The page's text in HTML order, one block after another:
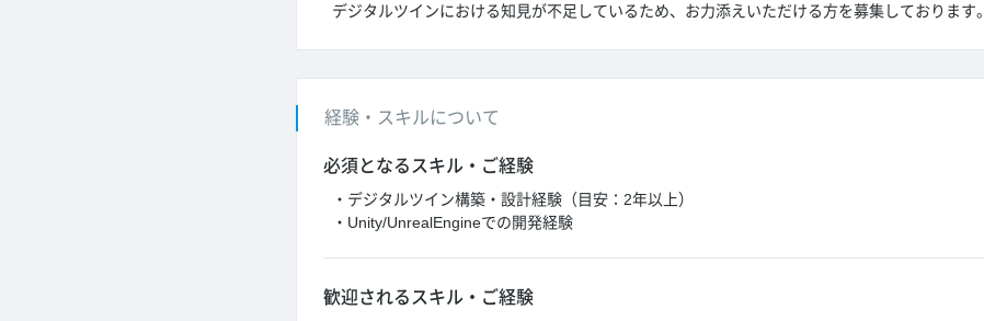
デジタルツインにおける知見が不足しているため、お力添えいただける方を募集しております。
経験・スキルについて
必須となるスキル・ご経験
・デジタルツイン構築・設計経験（目安：2年以上）
・Unity/UnrealEngineでの開発経験
歓迎されるスキル・ご経験